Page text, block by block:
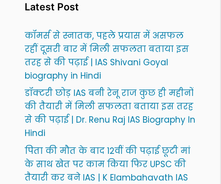
Latest Post
कॉमर्स से स्नातक, पहले प्रयास में असफल
रहीं दूसरी बार में मिली सफलता बताया इस
तरह से की पढ़ाई | IAS Shivani Goyal
biography in Hindi
डॉक्टरी छोड़ IAS बनी रेनू राज कुछ ही महीनों
की तैयारी में मिली सफलता बताया इस तरह
से की पढ़ाई | Dr. Renu Raj IAS Biography In
Hindi
पिता की मौत के बाद 12वीं की पढ़ाई छूटी मां
के साथ खेत पर काम किया फिर UPSC की
तैयारी कर बने IAS | K Elambahavath IAS